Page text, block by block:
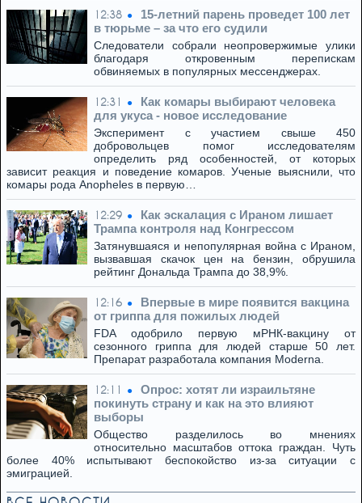
12:38
15-летний парень проведет 100 лет
в тюрьме – за что его судили
Следователи собрали неопровержимые улики
благодаря откровенным перепискам
обвиняемых в популярных мессенджерах.
12:31
Как комары выбирают человека
для укуса - новое исследование
Эксперимент с участием свыше 450
добровольцев помог исследователям
определить ряд особенностей, от которых
зависит реакция и поведение комаров. Ученые выяснили, что
комары рода Anopheles в первую…
12:29
Как эскалация с Ираном лишает
Трампа контроля над Конгрессом
Затянувшаяся и непопулярная война с Ираном,
вызвавшая скачок цен на бензин, обрушила
рейтинг Дональда Трампа до 38,9%.
12:16
Впервые в мире появится вакцина
от гриппа для пожилых людей
FDA одобрило первую мРНК-вакцину от
сезонного гриппа для людей старше 50 лет.
Препарат разработала компания Moderna.
12:11
Опрос: хотят ли израильтяне
покинуть страну и как на это влияют
выборы
Общество разделилось во мнениях
относительно масштабов оттока граждан. Чуть
более 40% испытывают беспокойство из-за ситуации с
эмиграцией.